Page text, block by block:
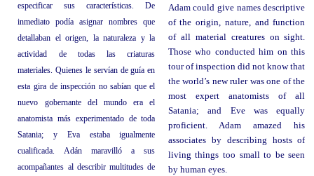
especificar sus características. De
inmediato podía asignar nombres que
detallaban el origen, la naturaleza y la
actividad de todas las criaturas
materiales. Quienes le servían de guía en
esta gira de inspección no sabían que el
nuevo gobernante del mundo era el
anatomista más experimentado de toda
Satania; y Eva estaba igualmente
cualificada. Adán maravilló a sus
acompañantes al describir multitudes de
Adam could give names descriptive
of the origin, nature, and function
of all material creatures on sight.
Those who conducted him on this
tour of inspection did not know that
the world’s new ruler was one of the
most expert anatomists of all
Satania; and Eve was equally
proficient. Adam amazed his
associates by describing hosts of
living things too small to be seen
by human eyes.